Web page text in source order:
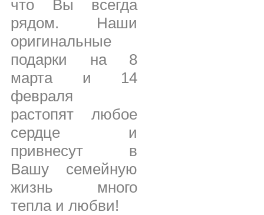
что Вы всегда
рядом. Наши
оригинальные
подарки на 8
марта и 14
февраля
растопят любое
сердце и
привнесут в
Вашу семейную
жизнь много
тепла и любви!